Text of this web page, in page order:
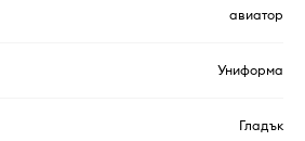
авиатор
Униформа
Гладък